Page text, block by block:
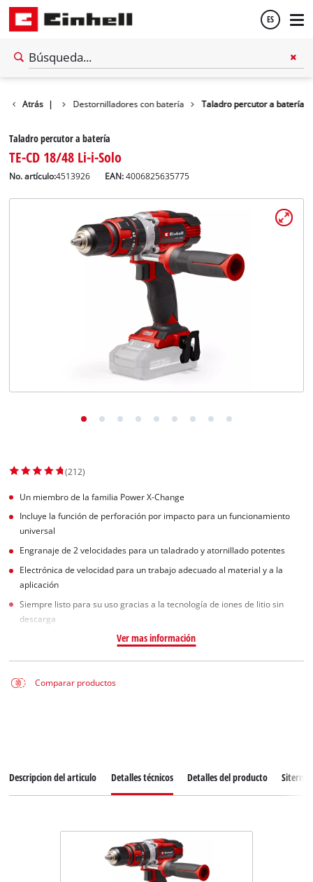
ES
Atrás |
eléctricas Destornilladores con batería Taladro percutor a batería
Taladro percutor a batería
TE-CD 18/48 Li-i-Solo
No. artículo:4513926 EAN:4006825635775
(212)
Un miembro de la familia Power X-Change
Incluye la función de perforación por impacto para un funcionamiento
universal
Engranaje de 2 velocidades para un taladrado y atornillado potentes
Electrónica de velocidad para un trabajo adecuado al material y a la
aplicación
Siempre listo para su uso gracias a la tecnología de iones de litio sin
descarga
Ver mas información
Comparar productos
Descripcion del articulo Detalles técnicos Detalles del producto